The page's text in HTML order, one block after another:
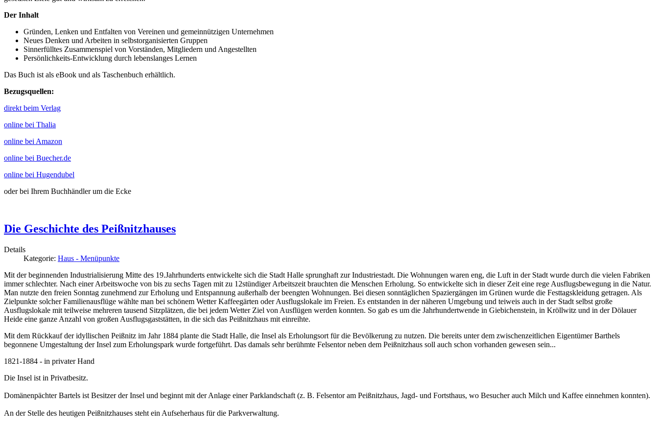
Der Inhalt
Gründen, Lenken und Entfalten von Vereinen und gemeinnützigen Unternehmen
Neues Denken und Arbeiten in selbstorganisierten Gruppen
Sinnerfülltes Zusammenspiel von Vorständen, Mitgliedern und Angestellten
Persönlichkeits-Entwicklung durch lebenslanges Lernen
Das Buch ist als eBook und als Taschenbuch erhältlich.
Bezugsquellen:
direkt beim Verlag
online bei Thalia
online bei Amazon
online bei Buecher.de
online bei Hugendubel
oder bei Ihrem Buchhändler um die Ecke
Die Geschichte des Peißnitzhauses
Details
Kategorie: Haus - Menüpunkte
Mit der beginnenden Industrialisierung Mitte des 19.Jahrhunderts entwickelte sich die Stadt Halle sprunghaft zur Industriestadt. Die Wohnungen waren eng, die Luft in der Stadt wurde durch die vielen Fabriken
immer schlechter. Nach einer Arbeitswoche von bis zu sechs Tagen mit zu 12stündiger Arbeitszeit brauchten die Menschen Erholung. So entwickelte sich in dieser Zeit eine rege Ausflugs­bewegung in die Natur.
Man nutzte den freien Sonntag zunehmend zur Erholung und Entspannung außerhalb der beengten Wohnungen. Bei diesen sonntäglichen Spaziergängen im Grünen wurde die Festtagskleidung getragen. Als
Zielpunkte sol­cher Familienausflüge wählte man bei schönem Wetter Kaffeegärten oder Ausflugslokale im Freien. Es entstanden in der näheren Umgebung und teiweis auch in der Stadt selbst große
Ausflugslokale mit teilweise mehreren tausend Sitzplätzen, die bei jedem Wetter Ziel von Ausflügen werden konnten. So gab es um die Jahrhundertwende in Giebichenstein, in Kröllwitz und in der Dölauer
Heide eine ganze Anzahl von großen Ausflugsgaststätten, in die sich das Peißnitzhaus mit einreihte.
Mit dem Rückkauf der idyllischen Peißnitz im Jahr 1884 plante die Stadt Halle, die Insel als Erholungsort für die Bevölkerung zu nutzen. Die bereits unter dem zwischenzeitlichen Eigentümer Barthels
begonnene Umgestaltung der Insel zum Erholungspark wurde fortgeführt. Das damals sehr berühmte Felsentor neben dem Peißnitzhaus soll auch schon vorhanden gewesen sein...
1821-1884 - in privater Hand
Die Insel ist in Privatbesitz.
Domänenpächter Bartels ist Besitzer der Insel und beginnt mit der Anlage einer Parklandschaft (z. B. Felsentor am Peißnitzhaus, Jagd- und Fortsthaus, wo Besucher auch Milch und Kaffee einnehmen konnten).
An der Stelle des heutigen Peißnitzhauses steht ein Aufseherhaus für die Parkverwaltung.